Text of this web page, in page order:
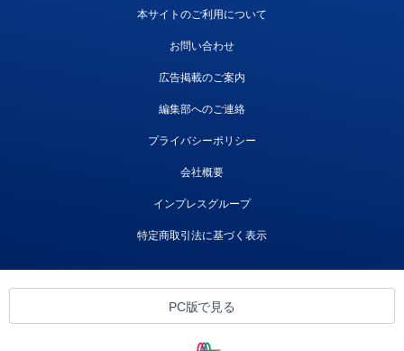
本サイトのご利用について
お問い合わせ
広告掲載のご案内
編集部へのご連絡
プライバシーポリシー
会社概要
インプレスグループ
特定商取引法に基づく表示
PC版で見る